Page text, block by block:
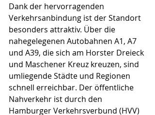
Dank der hervorragenden
Verkehrsanbindung ist der Standort
besonders attraktiv. Über die
nahegelegenen Autobahnen A1, A7
und A39, die sich am Horster Dreieck
und Maschener Kreuz kreuzen, sind
umliegende Städte und Regionen
schnell erreichbar. Der öffentliche
Nahverkehr ist durch den
Hamburger Verkehrsverbund (HVV)